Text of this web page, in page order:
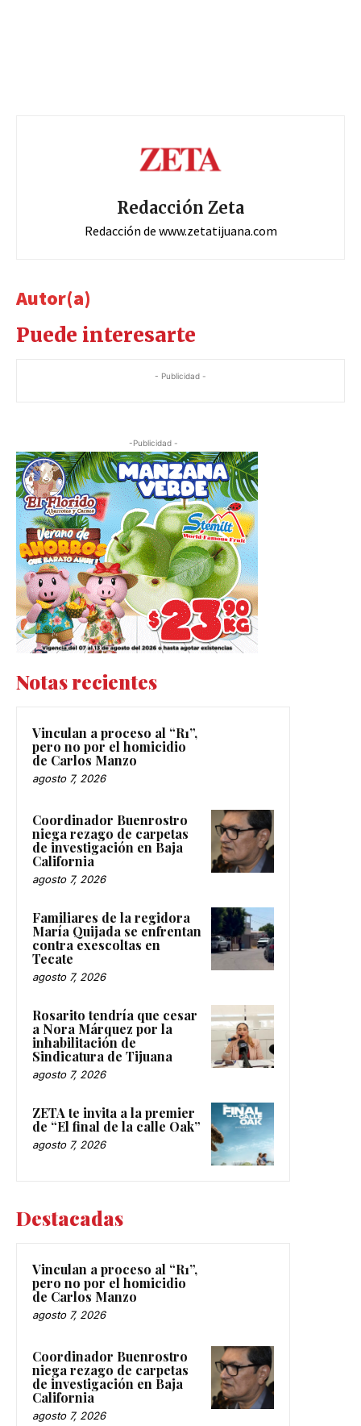
Redacción Zeta
Redacción de www.zetatijuana.com
Autor(a)
Puede interesarte
- Publicidad -
-Publicidad -
Notas recientes
Vinculan a proceso al “R1”,
pero no por el homicidio
de Carlos Manzo
agosto 7, 2026
Coordinador Buenrostro
niega rezago de carpetas
de investigación en Baja
California
agosto 7, 2026
Familiares de la regidora
María Quijada se enfrentan
contra exescoltas en
Tecate
agosto 7, 2026
Rosarito tendría que cesar
a Nora Márquez por la
inhabilitación de
Sindicatura de Tijuana
agosto 7, 2026
ZETA te invita a la premier
de “El final de la calle Oak”
agosto 7, 2026
Destacadas
Vinculan a proceso al “R1”,
pero no por el homicidio
de Carlos Manzo
agosto 7, 2026
Coordinador Buenrostro
niega rezago de carpetas
de investigación en Baja
California
agosto 7, 2026